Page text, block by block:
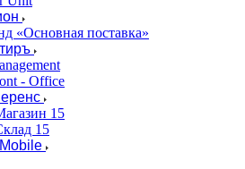
«Основная поставка»
- Office
15
15